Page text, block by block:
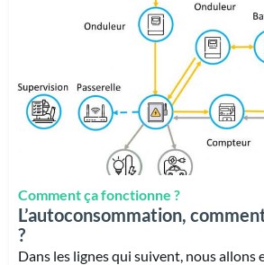
Comment ça fonctionne ?
L’autoconsommation,
?
Dans les lignes qui suivent, nous allons